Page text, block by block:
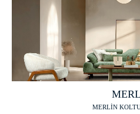
MERLİN